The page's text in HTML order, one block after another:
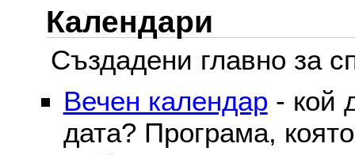
Календари
Създадени главно за
Вечен календар - кой
дата? Програма,